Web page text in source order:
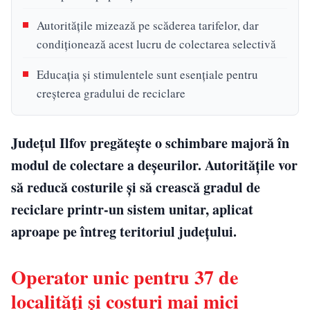
Autoritățile mizează pe scăderea tarifelor, dar
condiționează acest lucru de colectarea selectivă
Educația și stimulentele sunt esențiale pentru
creșterea gradului de reciclare
Județul Ilfov pregătește o schimbare majoră în
modul de colectare a deșeurilor. Autoritățile vor
să reducă costurile și să crească gradul de
reciclare printr-un sistem unitar, aplicat
aproape pe întreg teritoriul județului.
Operator unic pentru 37 de
localități și costuri mai mici